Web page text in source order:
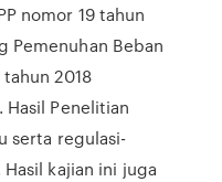
nomor 19 tahun
Pemenuhan Beban
2018
Penelitian
serta regulasi-
kajian ini juga